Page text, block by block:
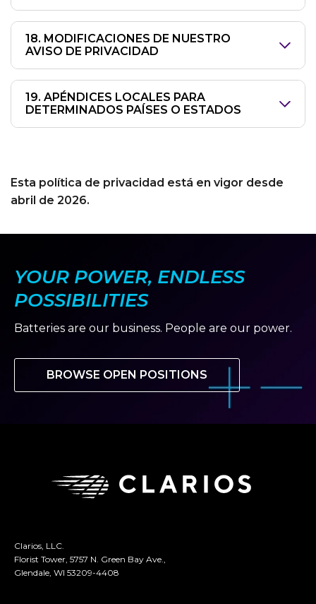
18. MODIFICACIONES DE NUESTRO
AVISO DE PRIVACIDAD
19. APÉNDICES LOCALES PARA
DETERMINADOS PAÍSES O ESTADOS
Esta política de privacidad está en vigor desde
abril de 2026.
YOUR POWER, ENDLESS
POSSIBILITIES
Batteries are our business. People are our power.
BROWSE OPEN POSITIONS
Clarios, LLC.
Florist Tower, 5757 N. Green Bay Ave.,
Glendale, WI 53209-4408